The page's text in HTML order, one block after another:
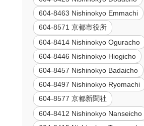
604-8463 Nishinokyo Emmachi
604-8571 京都市役所
604-8414 Nishinokyo Oguracho
604-8446 Nishinokyo Hiogicho
604-8457 Nishinokyo Badaicho
604-8497 Nishinokyo Ryomachi
604-8577 京都新聞社
604-8412 Nishinokyo Nanseicho